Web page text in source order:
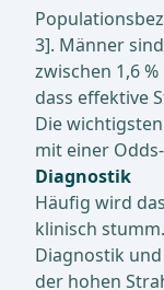
3]. Männer
zwischen 1,6
dass effektive
Die
mit einer
Diagnostik
Häufig wird
klinisch
Diagnostik
der hohen